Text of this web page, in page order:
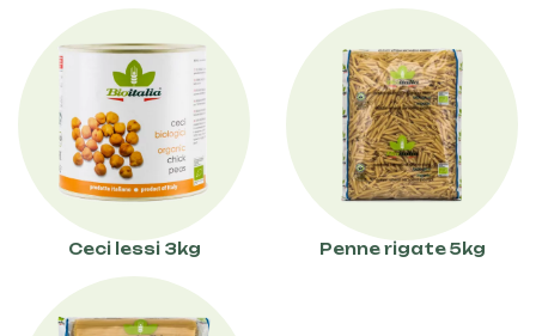
Ceci lessi 3kg Penne rigate 5kg